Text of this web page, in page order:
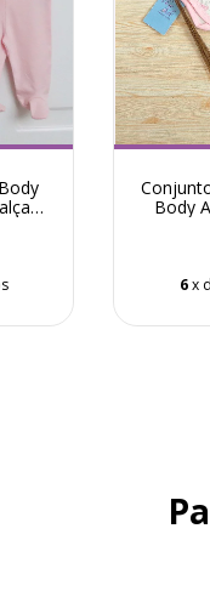
Body
6 x